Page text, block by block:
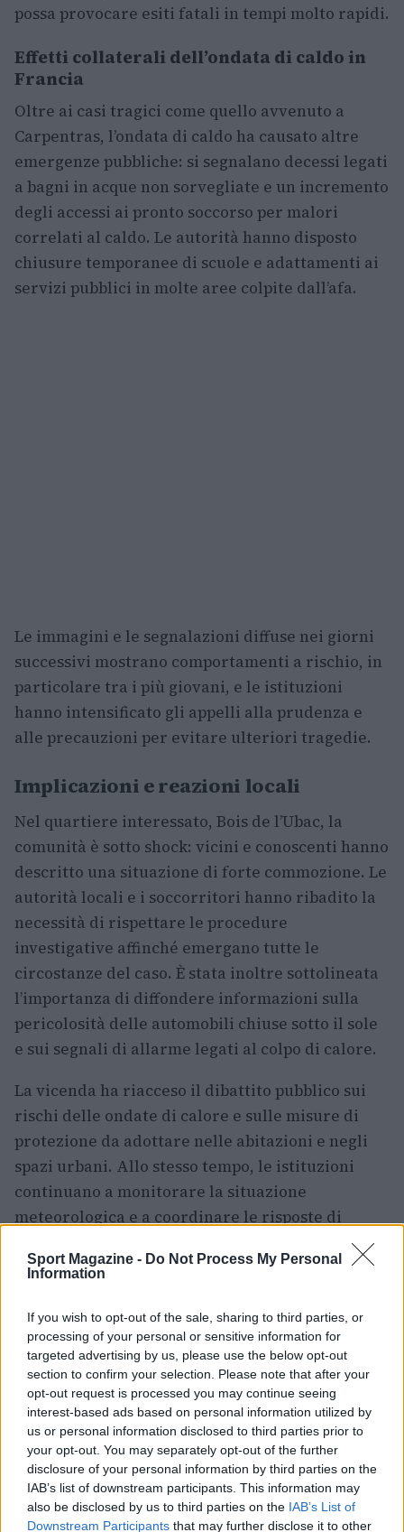
Sport Magazine - Do Not Process My Personal
Information
If you wish to opt-out of the sale, sharing to third parties, or
processing of your personal or sensitive information for
targeted advertising by us, please use the below opt-out
section to confirm your selection. Please note that after your
opt-out request is processed you may continue seeing
interest-based ads based on personal information utilized by
us or personal information disclosed to third parties prior to
your opt-out. You may separately opt-out of the further
disclosure of your personal information by third parties on the
IAB’s list of downstream participants. This information may
also be disclosed by us to third parties on the IAB’s List of
Downstream Participants that may further disclose it to other
possa provocare esiti fatali in tempi molto rapidi.
Effetti collaterali dell’ondata di caldo in
Francia
Oltre ai casi tragici come quello avvenuto a
Carpentras, l’ondata di caldo ha causato altre
emergenze pubbliche: si segnalano decessi legati
a bagni in acque non sorvegliate e un incremento
degli accessi ai pronto soccorso per malori
correlati al caldo. Le autorità hanno disposto
chiusure temporanee di scuole e adattamenti ai
servizi pubblici in molte aree colpite dall’afa.
Le immagini e le segnalazioni diffuse nei giorni
successivi mostrano comportamenti a rischio, in
particolare tra i più giovani, e le istituzioni
hanno intensificato gli appelli alla prudenza e
alle precauzioni per evitare ulteriori tragedie.
Implicazioni e reazioni locali
Nel quartiere interessato, Bois de l’Ubac, la
comunità è sotto shock: vicini e conoscenti hanno
descritto una situazione di forte commozione. Le
autorità locali e i soccorritori hanno ribadito la
necessità di rispettare le procedure
investigative affinché emergano tutte le
circostanze del caso. È stata inoltre sottolineata
l’importanza di diffondere informazioni sulla
pericolosità delle automobili chiuse sotto il sole
e sui segnali di allarme legati al colpo di calore.
La vicenda ha riacceso il dibattito pubblico sui
rischi delle ondate di calore e sulle misure di
protezione da adottare nelle abitazioni e negli
spazi urbani. Allo stesso tempo, le istituzioni
continuano a monitorare la situazione
meteorologica e a coordinare le risposte di
emergenza per limitare ulteriori conseguenze
sulla popolazione.
Le autorità proseguiranno le indagini per
chiarire ogni aspetto della tragedia; intanto, la
comunità di Carpentras e l’intero territorio
interessato dall’afa si trovano a fare i conti con
una perdita devastante e con l’impatto crescente
delle temperature estreme sulla vita quotidiana.
AUTORE